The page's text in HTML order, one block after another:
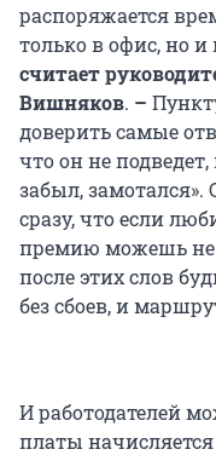
распоряжается
только в офис, но
считает
Вишняков. –
доверить самые
что он не
забыл,
сразу, что если
премию можешь не
после этих слов
без сбоев, и
И работодателей
платы